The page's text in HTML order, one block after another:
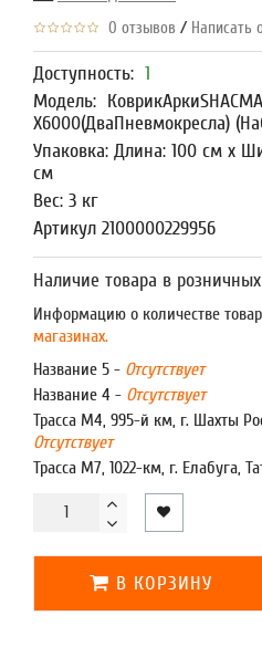
0 отзывов / Написать
Доступность: 1
Модель:
X6000(ДваПневмокресла)
Упаковка: Длина: 100 см x
см
Вес: 3 кг
Артикул 2100000229956
Наличие товара в
Информацию о количестве
магазинах.
Название 5 - Отсутствует
Название 4 - Отсутствует
Трасса М4, 995-й км, г. Шахты
Отсутствует
Трасса М7, 1022-км, г. Елабуга,
В КОРЗИНУ